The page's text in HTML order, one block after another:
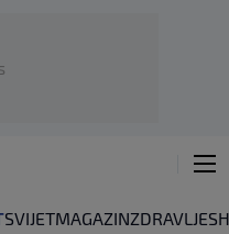
SVIJETMAGAZINZDRAVLJE